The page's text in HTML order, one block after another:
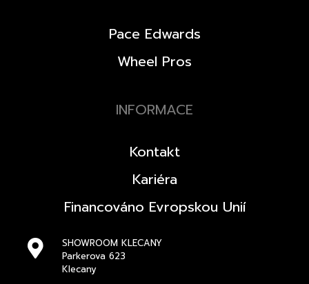
Pace Edwards
Wheel Pros
INFORMACE
Kontakt
Kariéra
Financováno Evropskou Unií
SHOWROOM KLECANY
Parkerova 623
Klecany